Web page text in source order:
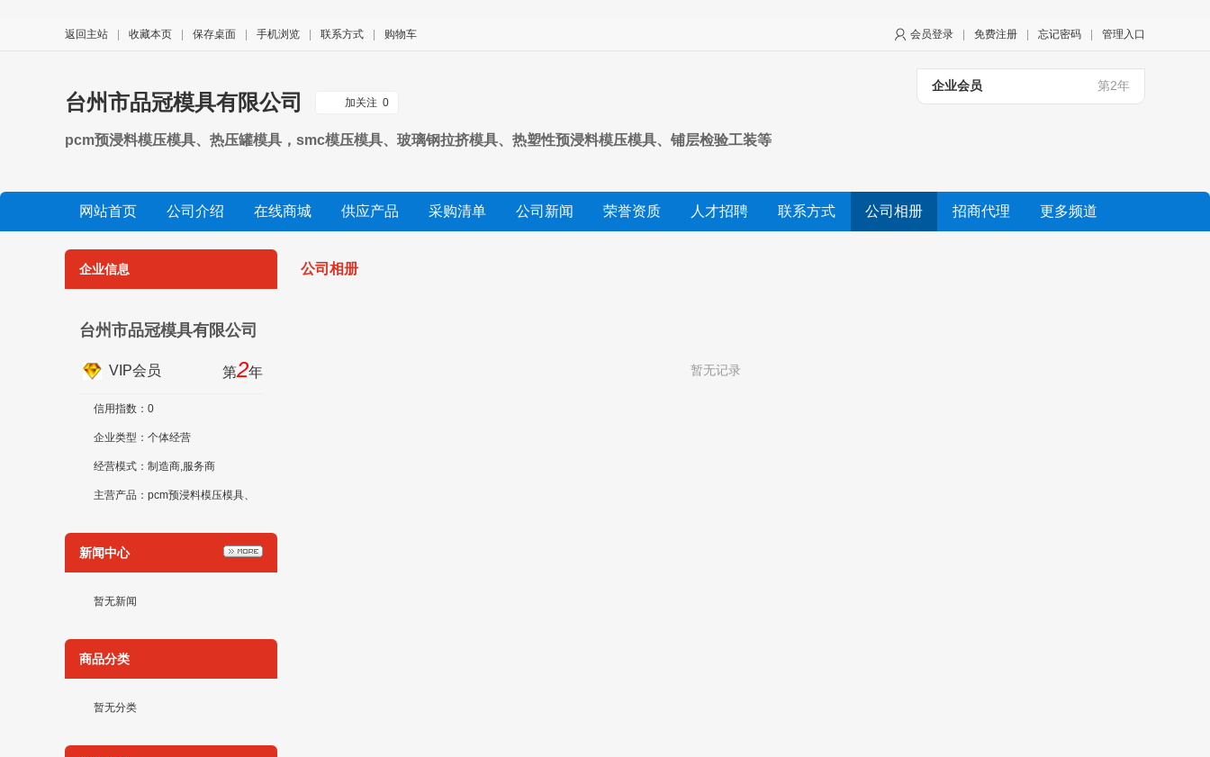
会员登录 免费注册 忘记密码 管理入口
返回主站 收藏本页 保存桌面 手机浏览 联系方式 购物车
企业会员 第2年
台州市品冠模具有限公司 加关注 0
pcm预浸料模压模具、热压罐模具，smc模压模具、玻璃钢拉挤模具、热塑性预浸料模压模具、铺层检验工装等
网站首页 公司介绍 在线商城 供应产品 采购清单 公司新闻 荣誉资质 人才招聘 联系方式 公司相册 招商代理 更多频道
公司视频 展会信息 友情链接
企业信息
台州市品冠模具有限公司
VIP会员 第2年
信用指数：0
企业类型：个体经营
经营模式：制造商,服务商
主营产品：pcm预浸料模压模具、
钢拉挤模具、热塑性预浸料模压模
新闻中心
暂无新闻
商品分类
暂无分类
公司相册
暂无记录